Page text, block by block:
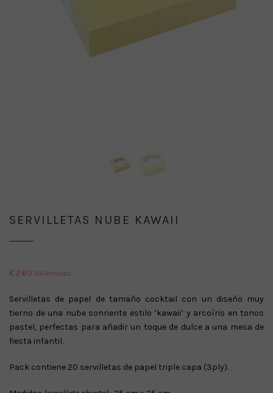
SERVILLETAS NUBE KAWAII
€ 2.60 IVA Incluido
Servilletas de papel de tamaño cocktail con un diseño muy
tierno de una nube sonriente estilo ‘kawaii’ y arcoíris en tonos
pastel, perfectas para añadir un toque de dulce a una mesa de
fiesta infantil.
Pack contiene 20 servilletas de papel triple capa (3ply).